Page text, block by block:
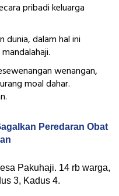
pribadi keluarga
dunia, dalam hal ini
wenangan,
moal dahar.
Peredaran Obat
Pakuhaji. 14 rb warga,
3, Kadus 4.